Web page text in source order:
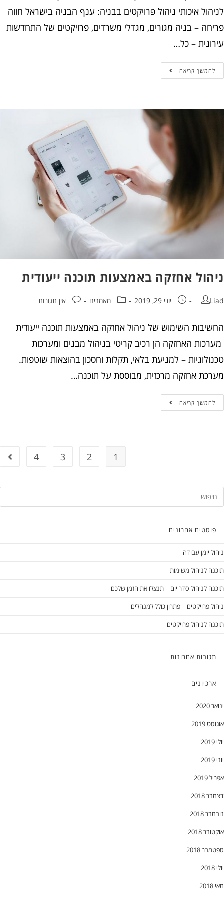
איכותי ניהול פרויקטים בבניה: ענף הבניה בישראל חווה
– בניה מגורים, מגדלי משרדים, פרויקטים של התחדשות
– כל…
קריאה
אחזקה באמצעות תוכנה ייעודית
יוני 29, 2019 מאמרים אין תגובות
השימוש של ניהול אחזקה באמצעות תוכנה ייעודית
האחזקה הן רכיב קריטי בניהול מבנים ומערכות
– למניעת בלאי, תקלות וחסכון בהוצאות שוטפות.
אחזקה מרכזית, מבוססת על תוכנה…
קריאה
אחרונים
יומן עבודה
לניהול משימות
לניהול סדר יום – תנצלו את הזמן שלכם
פרויקטים – פתרון כולל למנהלים
לניהול פרויקטים
אחרונות
2018
2018